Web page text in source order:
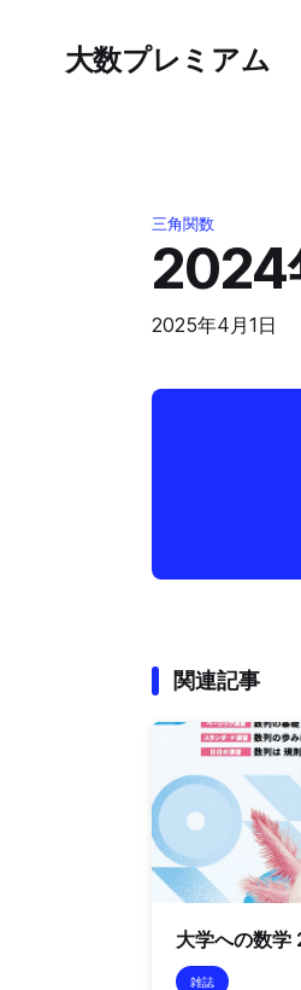
大数プレミアム
三角関数
2024
2025年4月1日
関連記事
大学への数
雑誌